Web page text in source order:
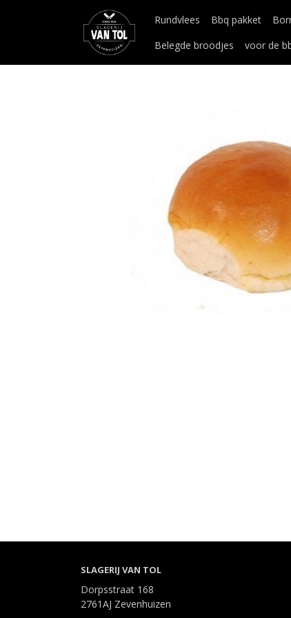
Rundvlees Bbq pakket
Belegde broodjes
voor de
SLAGERIJ VAN TOL
Dorpsstraat 168
2761AJ Zevenhuizen